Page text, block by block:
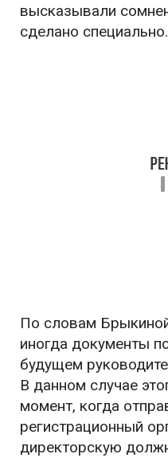
высказывали
сделано специально.
По словам
иногда документы
будущем
В данном случае
момент, когда
регистрационный
директорскую